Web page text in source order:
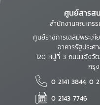
ศูนย์สารส
สำนักงานคณะกร
ศูนย์ราชการเฉลิมพระเ
อาคารรัฐประ
120 หมู่ที่ 3 ถนนแจ้งวั
กรุ
0 2141 3844, 0
0 2143 7746